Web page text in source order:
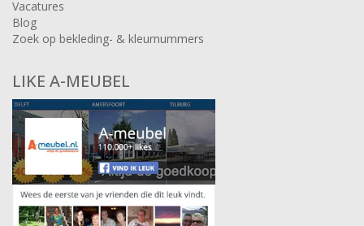
Vacatures
Blog
Zoek op bekleding- & kleurnummers
LIKE A-MEUBEL